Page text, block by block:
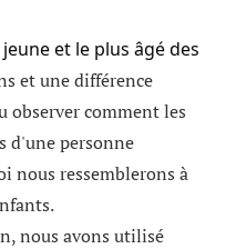
et le plus âgé des
et une différence
observer comment les
d'une personne
nous ressemblerons à
nous avons utilisé